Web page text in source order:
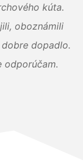
kúta.
oboznámili
dopadlo.
odporúčam.